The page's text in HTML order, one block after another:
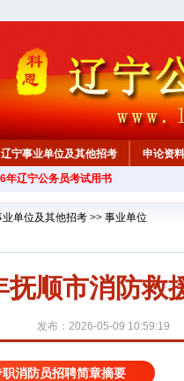
辽宁事业单位及其他招考 申论资料
年辽宁公务员考试用书
业单位及其他招考 >> 事业单位
抚顺市消防救
发布：2026-05-09 10:59:19
消防员招聘简章摘要